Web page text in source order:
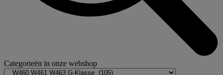
Categorieën in onze webshop